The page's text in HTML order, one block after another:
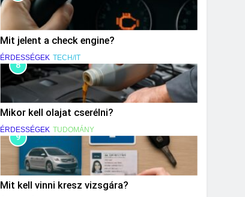
Mit jelent a check engine?
ÉRDESSÉGEK TECH/IT
8
Mikor kell olajat cserélni?
ÉRDESSÉGEK TUDOMÁNY
9
Mit kell vinni kresz vizsgára?